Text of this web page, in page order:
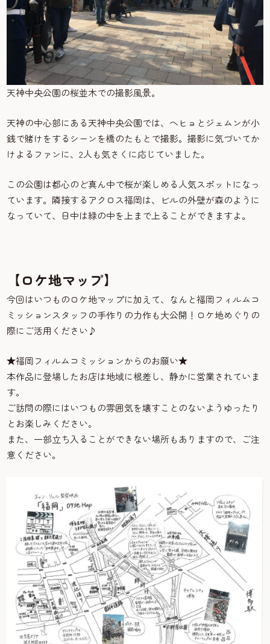
天神中央公園の桜並木での撮影風景。
天神の中心部にある天神中央公園では、ヘヒョとジェムンが小
銭で賭けをするシーンを橋のたもとで撮影。撮影に気づいてか
けよるファンに、2人も気さくに応じていました。
この公園は都心のど真ん中で桜が楽しめる人気スポットになっ
ています。隣接するアクロス福岡は、ビルの外壁が森のように
なっていて、日中は緑の中を上まで上ることができますよ。
【ロケ地マップ】
今回はいつものロケ地マップに加えて、なんと福岡フィルムコ
ミッションスタッフの手作りの力作も大公開！ロケ地めぐりの
際にご活用ください♪
★福岡フィルムコミッションからのお願い★
本作品に登場したお店は地域に根差し、静かに営業されていま
す。
ご訪問の際にはいつもの雰囲気を壊すことのないようゆったり
とお楽しみください。
また、一部立ち入ることができない場所もありますので、ご注
意ください。